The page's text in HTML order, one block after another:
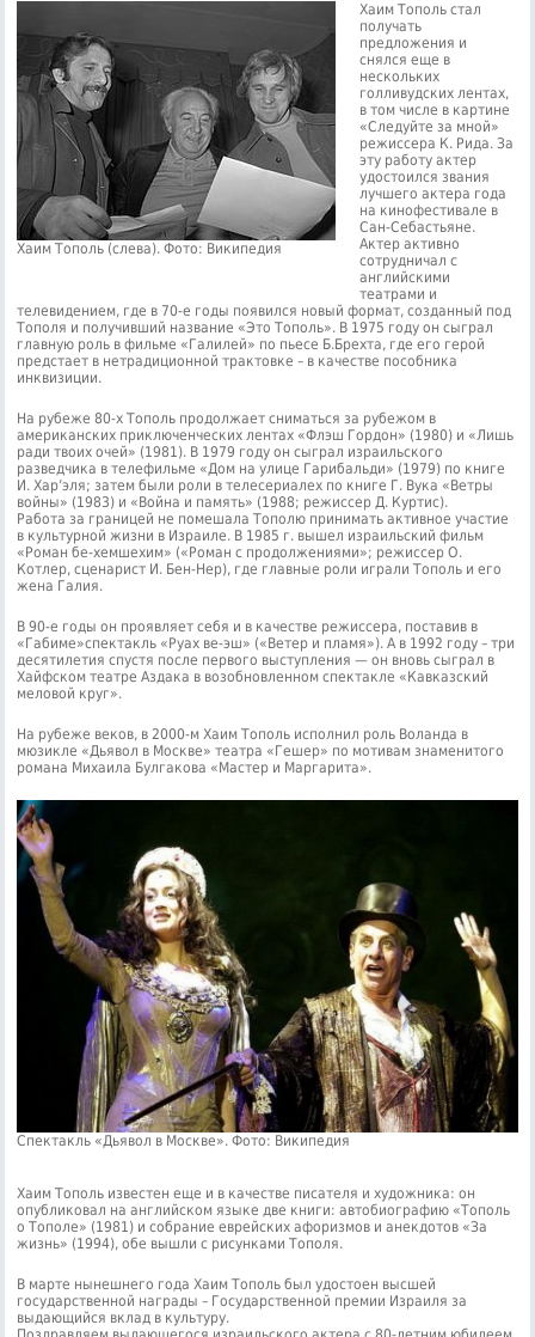
Хаим Тополь (слева). Фото: Википедия
Хаим Тополь стал
получать
предложения и
снялся еще в
нескольких
голливудских лентах,
в том числе в картине
«Следуйте за мной»
режиссера К. Рида. За
эту работу актер
удостоился звания
лучшего актера года
на кинофестивале в
Сан-Себастьяне.
Актер активно
сотрудничал с
английскими
театрами и
телевидением, где в 70-е годы появился новый формат, созданный под
Тополя и получивший название «Это Тополь». В 1975 году он сыграл
главную роль в фильме «Галилей» по пьесе Б.Брехта, где его герой
предстает в нетрадиционной трактовке – в качестве пособника
инквизиции.
На рубеже 80-х Тополь продолжает сниматься за рубежом в
американских приключенческих лентах «Флэш Гордон» (1980) и «Лишь
ради твоих очей» (1981). В 1979 году он сыграл израильского
разведчика в телефильме «Дом на улице Гарибальди» (1979) по книге
И. Хар’эля; затем были роли в телесериалех по книге Г. Вука «Ветры
войны» (1983) и «Война и память» (1988; режиссер Д. Куртис).
Работа за границей не помешала Тополю принимать активное участие
в культурной жизни в Израиле. В 1985 г. вышел израильский фильм
«Роман бе-хемшехим» («Роман с продолжениями»; режиссер О.
Котлер, сценарист И. Бен-Нер), где главные роли играли Тополь и его
жена Галия.
В 90-е годы он проявляет себя и в качестве режиссера, поставив в
«Габиме»спектакль «Руах ве-эш» («Ветер и пламя»). А в 1992 году – три
десятилетия спустя после первого выступления — он вновь сыграл в
Хайфском театре Аздака в возобновленном спектакле «Кавказский
меловой круг».
На рубеже веков, в 2000-м Хаим Тополь исполнил роль Воланда в
мюзикле «Дьявол в Москве» театра «Гешер» по мотивам знаменитого
романа Михаила Булгакова «Мастер и Маргарита».
Спектакль «Дьявол в Москве». Фото: Википедия
Хаим Тополь известен еще и в качестве писателя и художника: он
опубликовал на английском языке две книги: автобиографию «Тополь
о Тополе» (1981) и собрание еврейских афоризмов и анекдотов «За
жизнь» (1994), обе вышли с рисунками Тополя.
В марте нынешнего года Хаим Тополь был удостоен высшей
государственной награды – Государственной премии Израиля за
выдающийся вклад в культуру.